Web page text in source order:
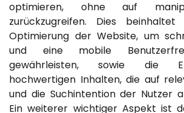
optimieren, ohne auf
zurückzugreifen. Dies
Optimierung der Website, um
und eine mobile
gewährleisten, sowie die
hochwertigen Inhalten, die auf
und die Suchintention der Nutzer
Ein weiterer wichtiger Aspekt ist